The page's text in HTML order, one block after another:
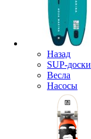
Назад
SUP-доски
Весла
Насосы